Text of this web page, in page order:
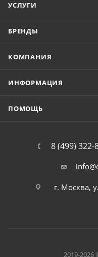
УСЛУГИ
БРЕНДЫ
КОМПАНИЯ
ИНФОРМАЦИЯ
ПОМОЩЬ
8 (499) 322-
г. Москва,
2019-